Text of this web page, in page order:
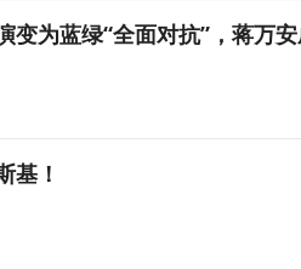
变为蓝绿“全面对抗”，蒋万
基！